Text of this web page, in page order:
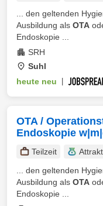
... den geltenden
Ausbildung als OTA
Endoskopie ...
SRH
Suhl
heute neu
OTA /
Endoskopie
Teilzeit
... den geltenden
Ausbildung als OTA
Endoskopie ...